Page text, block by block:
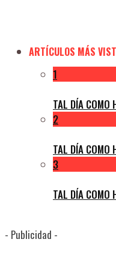
ARTÍCULOS MÁS
1
TAL DÍA COMO
2
TAL DÍA COMO
3
TAL DÍA COMO
- Publicidad -